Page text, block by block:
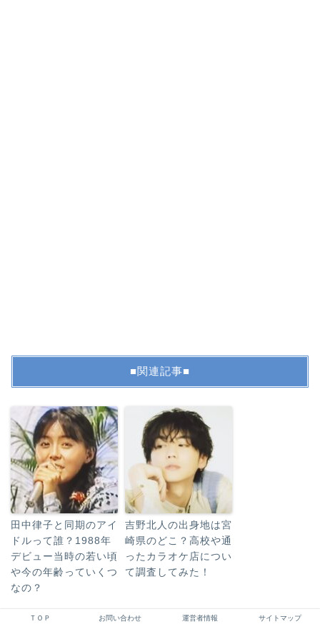
■関連記事■
田中律子と同期のアイ
ドルって誰？1988年
デビュー当時の若い頃
や今の年齢っていくつ
なの？
吉野北人の出身地は宮
崎県のどこ？高校や通
ったカラオケ店につい
て調査してみた！
ＴＯＰ お問い合わせ 運営者情報 サイトマップ